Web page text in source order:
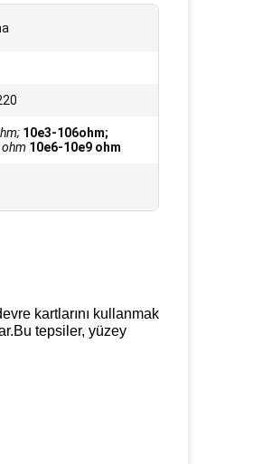
10e3-106ohm;
10e6-10e9 ohm
kartlarını kullanmak
tepsiler, yüzey